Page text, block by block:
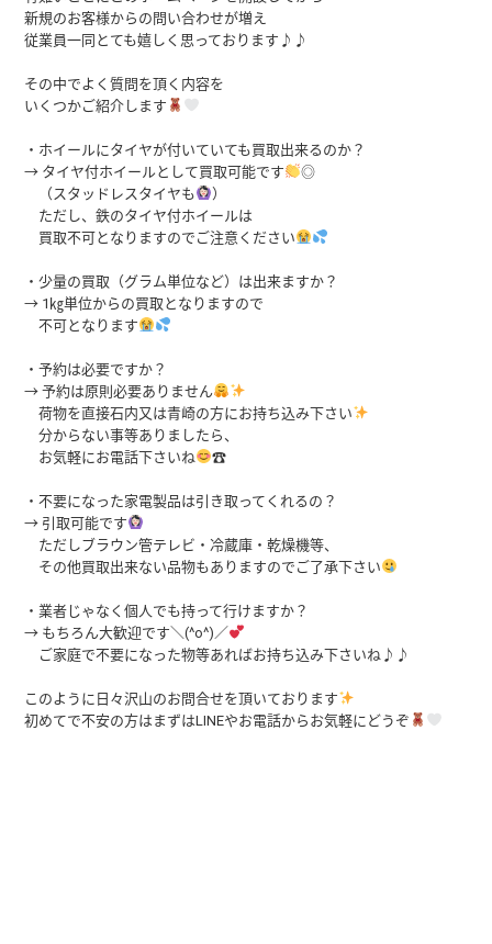
新規のお客様からの問い合わせが増え
従業員一同とても嬉しく思っております♪♪
その中でよく質問を頂く内容を
いくつかご紹介します
・ホイールにタイヤが付いていても買取出来るのか？
→ タイヤ付ホイールとして買取可能です
◎
（スタッドレスタイヤも
）
ただし、鉄のタイヤ付ホイールは
買取不可となりますのでご注意ください
・少量の買取（グラム単位など）は出来ますか？
→ 1㎏単位からの買取となりますので
不可となります
・予約は必要ですか？
→ 予約は原則必要ありません
荷物を直接石内又は青崎の方にお持ち込み下さい
分からない事等ありましたら、
お気軽にお電話下さいね
☎
・不要になった家電製品は引き取ってくれるの？
→ 引取可能です
ただしブラウン管テレビ・冷蔵庫・乾燥機等、
その他買取出来ない品物もありますのでご了承下さい
・業者じゃなく個人でも持って行けますか？
→ もちろん大歓迎です＼(^o^)／
ご家庭で不要になった物等あればお持ち込み下さいね♪♪
このように日々沢山のお問合せを頂いております
初めてで不安の方はまずはLINEやお電話からお気軽にどうぞ